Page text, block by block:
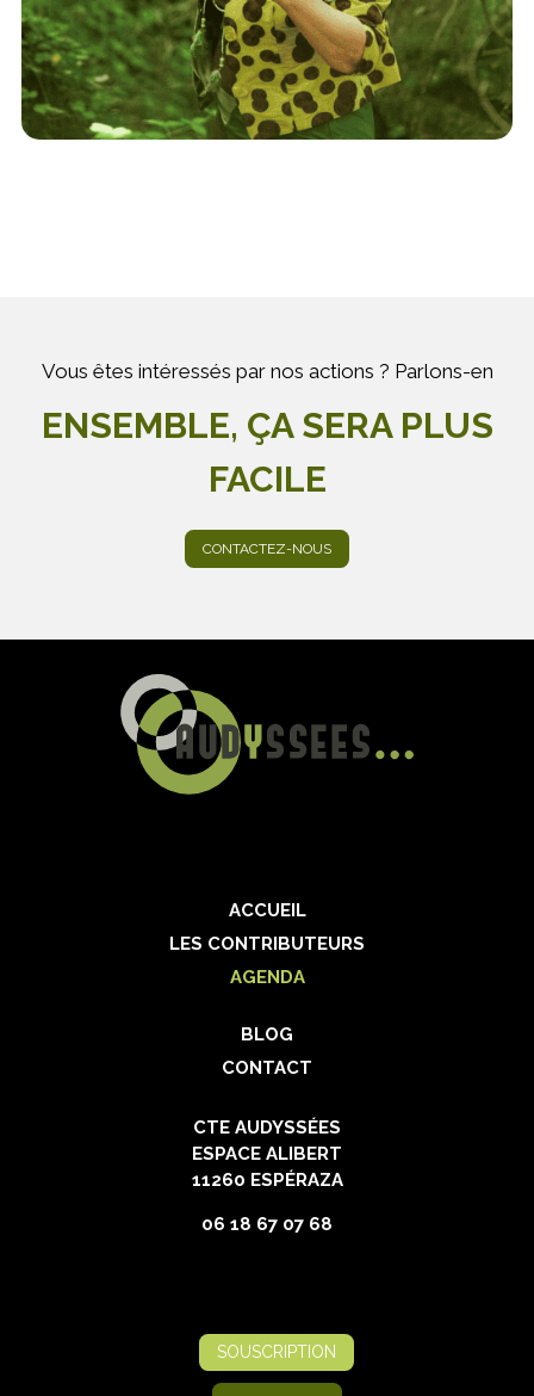
Vous êtes intéressés par nos actions ? Parlons-en
ENSEMBLE, ÇA SERA PLUS
FACILE
CONTACTEZ-NOUS
ACCUEIL
LES CONTRIBUTEURS
AGENDA
BLOG
CONTACT
CTE AUDYSSÉES
ESPACE ALIBERT
11260 ESPÉRAZA
06 18 67 07 68
SOUSCRIPTION